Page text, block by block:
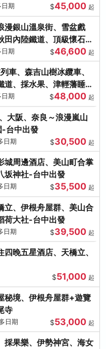
期 $45,000 起
漫銀山溫泉街、雪盆戲
內陸鐵道、頂級懷石料
期 $46,600 起
車、森吉山樹冰纜車、
、採水果、津輕藩睡魔
期 $48,000 起
大阪、奈良～浪漫嵐山
-台中出發
日期 $30,500 起
城周邊酒店、美山町合掌
坂神社-台中出發
日期 $35,500 起
立、伊根舟屋群、美山合
荷大社-台中出發
日期 $39,500 起
晚五星酒店、天橋立、
$51,000 起
秘境、伊根舟屋群+遊覽
寺
日期 $53,000 起
採果樂、伊勢神宮、海女